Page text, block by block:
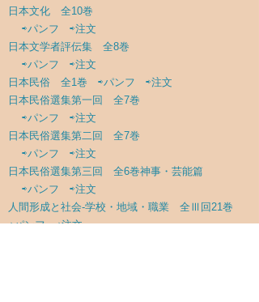
日本文化 全10巻
⇨パンフ ⇨注文
日本文学者評伝集 全8巻
⇨パンフ ⇨注文
日本民俗 全1巻 ⇨パンフ ⇨注文
日本民俗選集第一回 全7巻
⇨パンフ ⇨注文
日本民俗選集第二回 全7巻
⇨パンフ ⇨注文
日本民俗選集第三回 全6巻神事・芸能篇
⇨パンフ ⇨注文
人間形成と社会-学校・地域・職業 全Ⅲ回21巻
⇨パンフ⇨注文